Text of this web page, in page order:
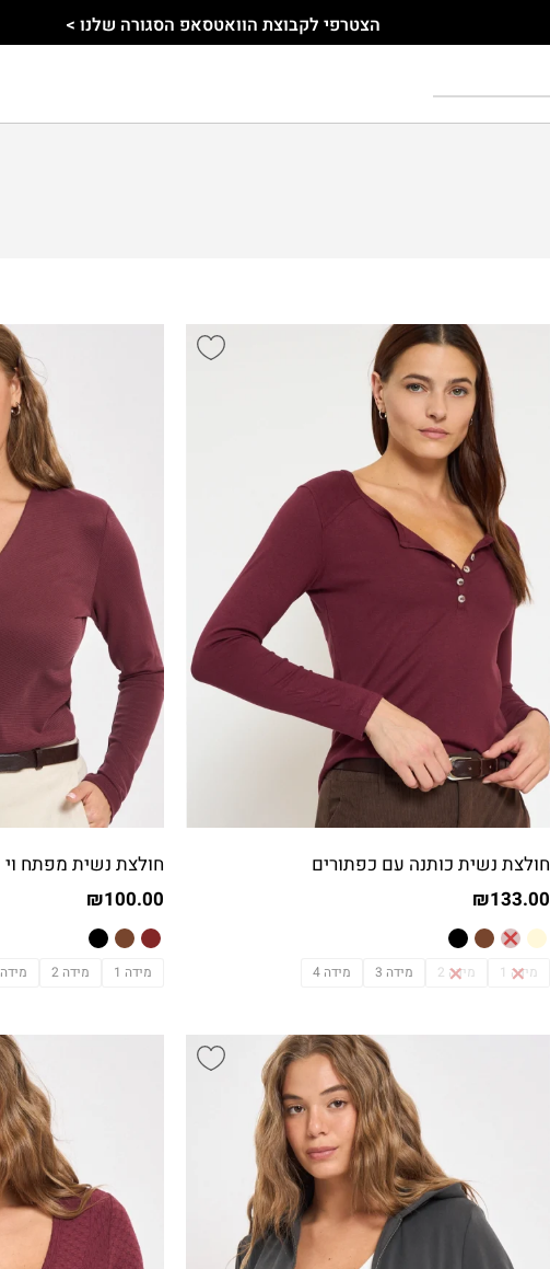
הצטרפי לקבוצת הוואטסאפ הסגורה שלנו >
חולצת נשית כותנה עם כפתורים
₪133.00
מידה 1 מידה 2 מידה 3 מידה 4
חולצת נשית מפתח וי
₪100.00
מידה 1 מידה 2 מידה 3